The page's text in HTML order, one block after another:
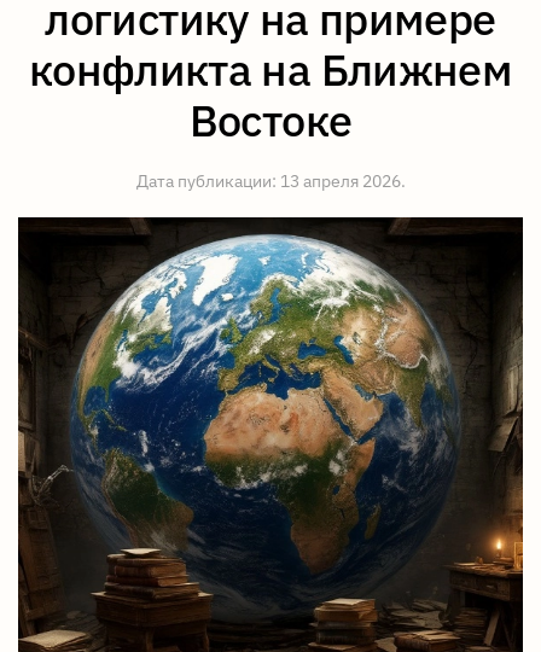
логистику на примере
конфликта на Ближнем
Востоке
Дата публикации: 13 апреля 2026.